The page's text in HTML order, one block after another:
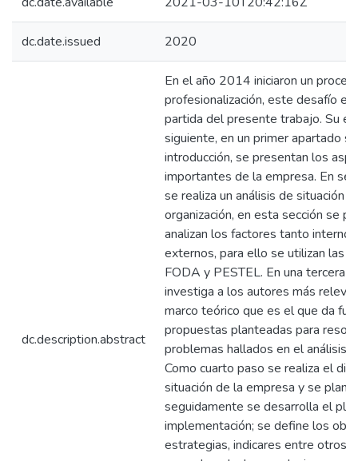
dc.date.issued 2020
dc.description.abstract
En el año 2014 iniciaron un
profesionalización, este desafío
partida del presente trabajo. Su
siguiente, en un primer apartado
introducción, se presentan los
importantes de la empresa. En
se realiza un análisis de situación
organización, en esta sección se
analizan los factores tanto
externos, para ello se utilizan las
FODA y PESTEL. En una tercera
investiga a los autores más
marco teórico que es el que da
propuestas planteadas para
problemas hallados en el análisis
Como cuarto paso se realiza el
situación de la empresa y se
seguidamente se desarrolla el
implementación; se define los
estrategias, indicares entre otros.